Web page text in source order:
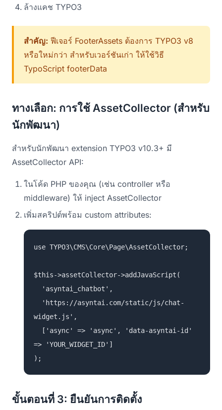
ล้างแคช TYPO3
สำคัญ: ฟีเจอร์ FooterAssets ต้องการ TYPO3 v8
หรือใหม่กว่า สำหรับเวอร์ชันเก่า ให้ใช้วิธี
TypoScript footerData
ทางเลือก: การใช้ AssetCollector (สำหรับ
นักพัฒนา)
สำหรับนักพัฒนา extension TYPO3 v10.3+ มี
AssetCollector API:
ในโค้ด PHP ของคุณ (เช่น controller หรือ
middleware) ให้ inject AssetCollector
เพิ่มสคริปต์พร้อม custom attributes:
use TYPO3\CMS\Core\Page\AssetCollector;
$this->assetCollector->addJavaScript(
'asyntai_chatbot',
'https://asyntai.com/static/js/chat-
widget.js',
['async' => 'async', 'data-asyntai-id'
=> 'YOUR_WIDGET_ID']
);
ขั้นตอนที่ 3: ยืนยันการติดตั้ง